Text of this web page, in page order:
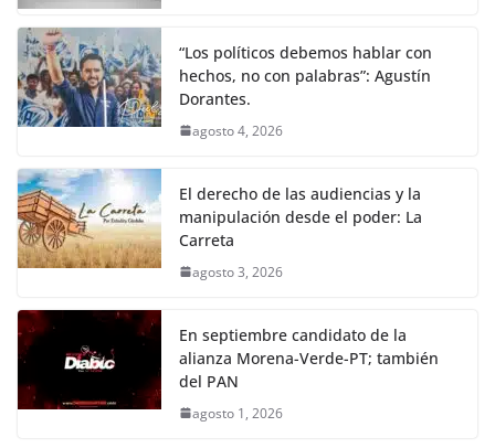
“Los políticos debemos hablar con
hechos, no con palabras”: Agustín
Dorantes.
agosto 4, 2026
El derecho de las audiencias y la
manipulación desde el poder: La
Carreta
agosto 3, 2026
En septiembre candidato de la
alianza Morena-Verde-PT; también
del PAN
agosto 1, 2026